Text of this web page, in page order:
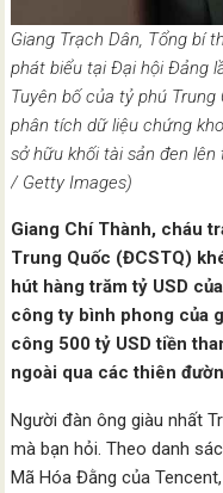
Giang Trạch Dân, Tổng bí
phát biểu tại Đại hội Đảng
Tuyên bố của tỷ phú
phân tích dữ liệu chứng
sở hữu khối tài sản đen lên
/ Getty Images)
Giang Chí Thành, cháu
Trung Quốc (ĐCSTQ)
hút hàng trăm tỷ USD
công ty bình phong của
công 500 tỷ USD tiền
ngoài qua các thiên
Người đàn ông giàu nhất
mà bạn hỏi. Theo danh
Mã Hóa Đằng của